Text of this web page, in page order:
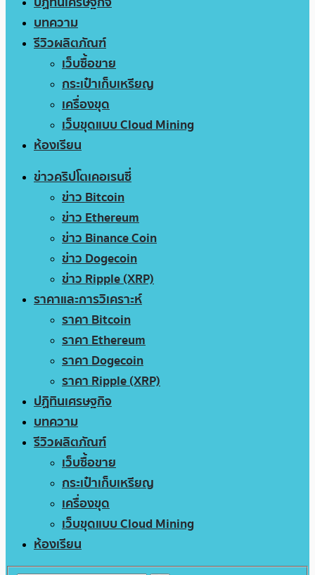
บทความ
รีวิวผลิตภัณฑ์
เว็บซื้อขาย
กระเป๋าเก็บเหรียญ
เครื่องขุด
เว็บขุดแบบ Cloud Mining
ห้องเรียน
ข่าวคริปโตเคอเรนซี่
ข่าว Bitcoin
ข่าว Ethereum
ข่าว Binance Coin
ข่าว Dogecoin
ข่าว Ripple (XRP)
ราคาและการวิเคราะห์
ราคา Bitcoin
ราคา Ethereum
ราคา Dogecoin
ราคา Ripple (XRP)
ปฏิทินเศรษฐกิจ
บทความ
รีวิวผลิตภัณฑ์
เว็บซื้อขาย
กระเป๋าเก็บเหรียญ
เครื่องขุด
เว็บขุดแบบ Cloud Mining
ห้องเรียน